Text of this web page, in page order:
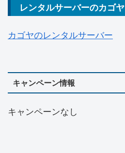
レンタルサーバーのカゴヤ
カゴヤのレンタルサーバー
キャンペーン情報
キャンペーンなし